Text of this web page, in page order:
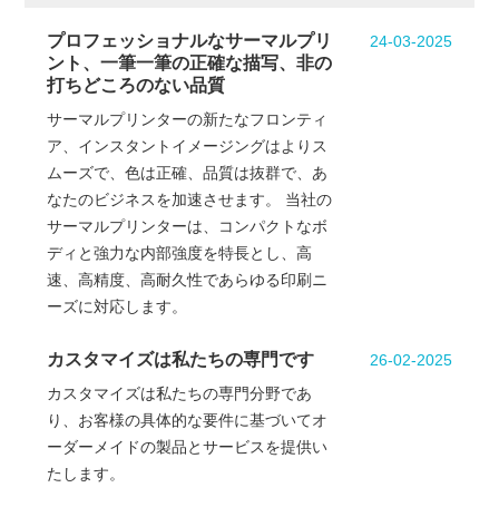
24-03-2025
プロフェッショナルなサーマルプリ
ント、一筆一筆の正確な描写、非の
打ちどころのない品質
サーマルプリンターの新たなフロンティ
ア、インスタントイメージングはよりス
ムーズで、色は正確、品質は抜群で、あ
なたのビジネスを加速させます。 当社の
サーマルプリンターは、コンパクトなボ
ディと強力な内部強度を特長とし、高
速、高精度、高耐久性であらゆる印刷ニ
ーズに対応します。
26-02-2025
カスタマイズは私たちの専門です
カスタマイズは私たちの専門分野であ
り、お客様の具体的な要件に基づいてオ
ーダーメイドの製品とサービスを提供い
たします。